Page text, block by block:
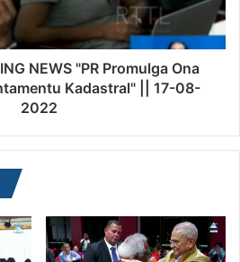
NEWS "PR Promulga Ona
Kadastral" || 17-08-
2022